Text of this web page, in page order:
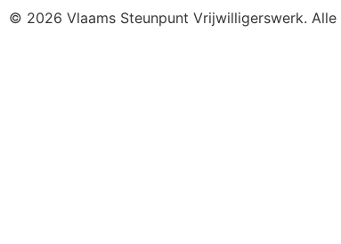
© 2026 Vlaams Steunpunt Vrijwilligerswerk.